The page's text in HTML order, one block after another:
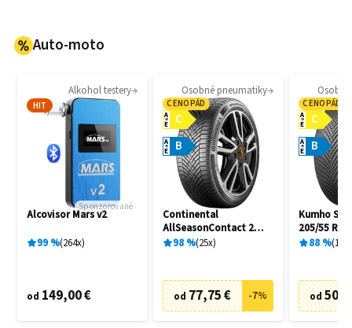
Auto-moto
Alkohol testery
HIT
Sponzorované
Alcovisor Mars v2
99% 264x
od 149,00 €
Osobné pneumatiky
CENOPÁD
C
A
E
B
A
E
Continental
AllSeasonContact 2
205/55 R16 91H
98% 25x
od 77,75 € -7%
CENOPÁD
C
A
E
B
A
E
Kumho
205/55 R16
88% 10
od